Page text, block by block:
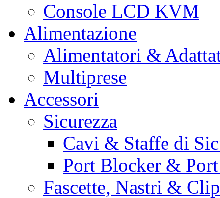
Console LCD KVM
Alimentazione
Alimentatori &
Multiprese
Accessori
Sicurezza
Cavi & Staffe di
Port Blocker &
Fascette, Nastri &